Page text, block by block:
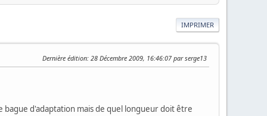
IMPRIMER
Dernière édition: 28 Décembre 2009, 16:46:07 par serge13
bague d'adaptation mais de quel longueur doit être